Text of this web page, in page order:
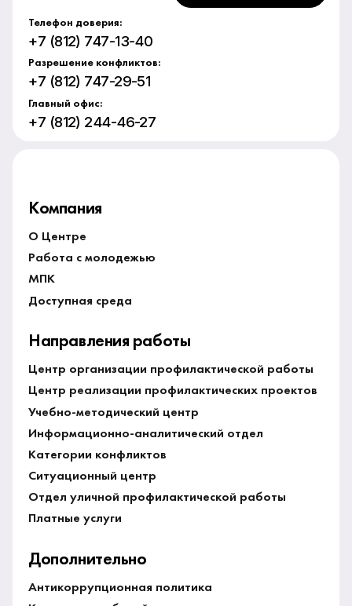
Телефон доверия:
+7 (812) 747-13-40
Разрешение конфликтов:
+7 (812) 747-29-51
Главный офис:
+7 (812) 244-46-27
Компания
О Центре
Работа с молодежью
МПК
Доступная среда
Направления работы
Центр организации профилактической работы
Центр реализации профилактических проектов
Учебно-методический центр
Информационно-аналитический отдел
Категории конфликтов
Ситуационный центр
Отдел уличной профилактической работы
Платные услуги
Дополнительно
Антикоррупционная политика